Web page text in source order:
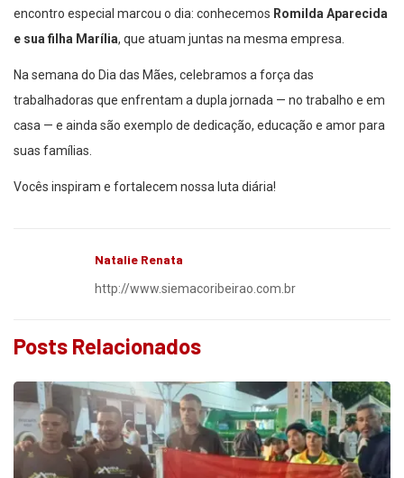
encontro especial marcou o dia: conhecemos Romilda Aparecida
e sua filha Marília, que atuam juntas na mesma empresa.
Na semana do Dia das Mães, celebramos a força das
trabalhadoras que enfrentam a dupla jornada — no trabalho e em
casa — e ainda são exemplo de dedicação, educação e amor para
suas famílias.
Vocês inspiram e fortalecem nossa luta diária!
Natalie Renata
http://www.siemacoribeirao.com.br
Posts Relacionados